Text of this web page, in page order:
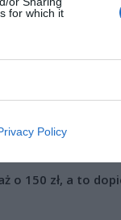
for which it
Policy
o 150 zł, a to